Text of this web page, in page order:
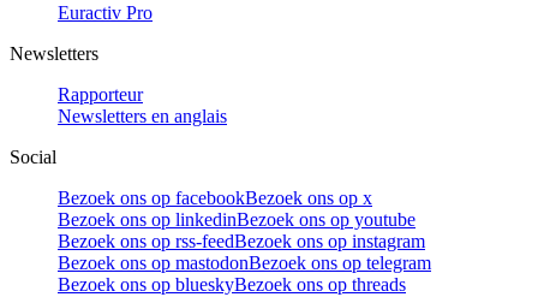
Euractiv Pro
Newsletters
Rapporteur
Newsletters en anglais
Social
Bezoek ons op facebookBezoek ons op x
Bezoek ons op linkedinBezoek ons op youtube
Bezoek ons op rss-feedBezoek ons op instagram
Bezoek ons op mastodonBezoek ons op telegram
Bezoek ons op blueskyBezoek ons op threads